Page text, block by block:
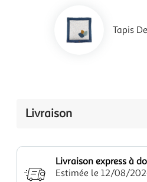
Tapis
Livraison
Livraison express à
Estimée le 12/08/